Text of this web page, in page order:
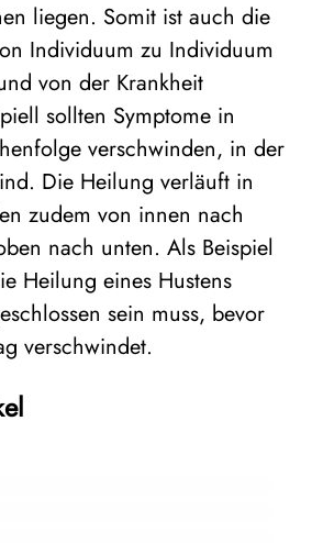
liegen. Somit ist auch die
Individuum zu Individuum
von der Krankheit
sollten Symptome in
verschwinden, in der
Die Heilung verläuft in
zudem von innen nach
nach unten. Als Beispiel
Heilung eines Hustens
sein muss, bevor
verschwindet.